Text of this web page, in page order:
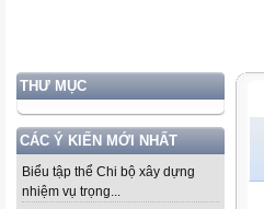
THƯ MỤC
CÁC Ý KIẾN MỚI NHẤT
Biểu tập thể Chi bộ xây dựng
nhiệm vụ trọng...